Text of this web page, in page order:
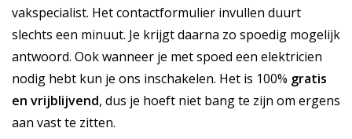
vakspecialist. Het contactformulier invullen duurt
slechts een minuut. Je krijgt daarna zo spoedig mogelijk
antwoord. Ook wanneer je met spoed een elektricien
nodig hebt kun je ons inschakelen. Het is 100% gratis
en vrijblijvend, dus je hoeft niet bang te zijn om ergens
aan vast te zitten.